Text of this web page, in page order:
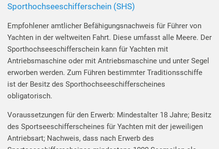
Sporthochseeschifferschein (SHS)
Empfohlener amtlicher Befähigungsnachweis für Führer von
Yachten in der weltweiten Fahrt. Diese umfasst alle Meere. Der
Sporthochseeschifferschein kann für Yachten mit
Antriebsmaschine oder mit Antriebsmaschine und unter Segel
erworben werden. Zum Führen bestimmter Traditionsschiffe
ist der Besitz des Sporthochseeschifferscheines
obligatorisch.
Voraussetzungen für den Erwerb: Mindestalter 18 Jahre; Besitz
des Sportseeschifferscheines für Yachten mit der jeweiligen
Antriebsart; Nachweis, dass nach Erwerb des